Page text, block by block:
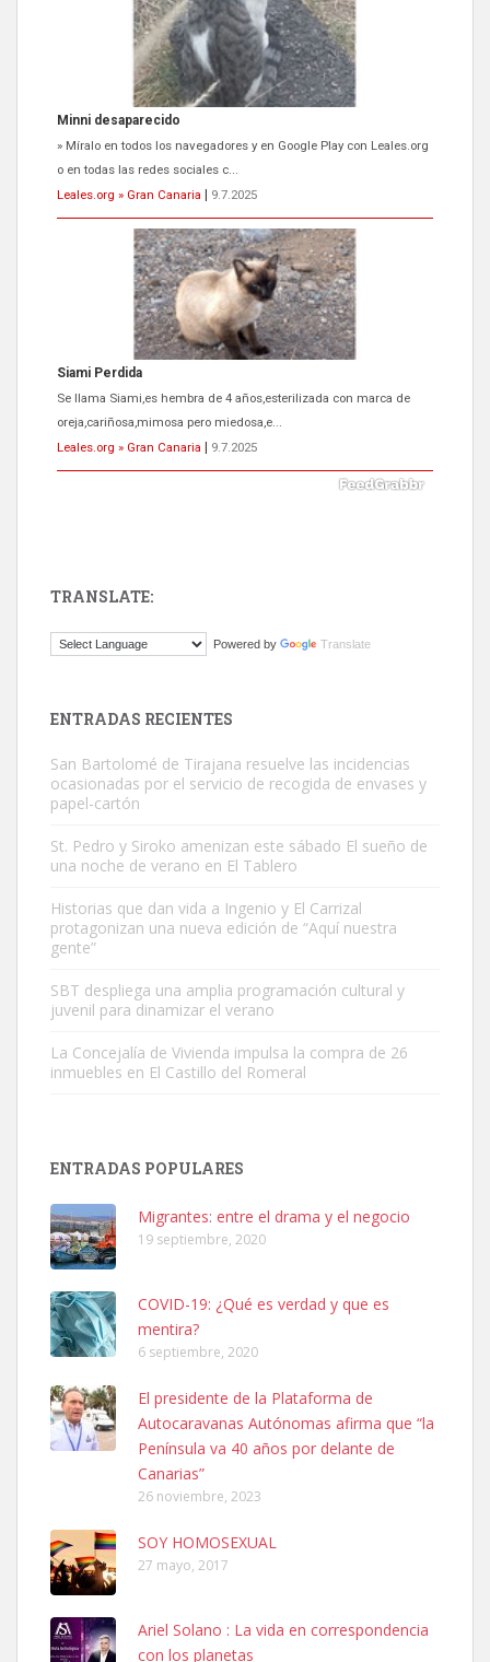
Minni desaparecido
» Míralo en todos los navegadores y en Google Play con Leales.org
o en todas las redes sociales c...
Leales.org » Gran Canaria
9.7.2025
Siami Perdida
Se llama Siami,es hembra de 4 años,esterilizada con marca de
oreja,cariñosa,mimosa pero miedosa,e...
Leales.org » Gran Canaria
9.7.2025
El ayuntamiento se va a llevar a Los Gatos callejeros de la zona los
Este gato macho ha aparecido en la calle hace menos de un mes,
es muy manso y extremadamente cari...
Leales.org » Gran Canaria
Leales.org » Gran Canaria
SHIBA PERDIDO AVDA JOSE MESA Y LOPEZ
PERRO MACHO RAZA SHIBA CON MICROCHIP PERDIDO HOY
06/07/2025 ZONA MESA Y LOPEZ. ES MUY ASUSTADIZO
Leales.org » Gran Canaria
6.7.2025
Ninfa perdida
TRANSLATE:
Powered by Translate
ENTRADAS RECIENTES
San Bartolomé de Tirajana resuelve las incidencias
ocasionadas por el servicio de recogida de envases y
papel-cartón
St. Pedro y Siroko amenizan este sábado El sueño de
una noche de verano en El Tablero
Historias que dan vida a Ingenio y El Carrizal
protagonizan una nueva edición de “Aquí nuestra
gente”
SBT despliega una amplia programación cultural y
juvenil para dinamizar el verano
La Concejalía de Vivienda impulsa la compra de 26
inmuebles en El Castillo del Romeral
ENTRADAS POPULARES
Migrantes: entre el drama y el negocio
19 septiembre, 2020
COVID-19: ¿Qué es verdad y que es
mentira?
6 septiembre, 2020
El presidente de la Plataforma de
Autocaravanas Autónomas afirma que “la
Península va 40 años por delante de
Canarias”
26 noviembre, 2023
SOY HOMOSEXUAL
27 mayo, 2017
Ariel Solano : La vida en correspondencia
con los planetas